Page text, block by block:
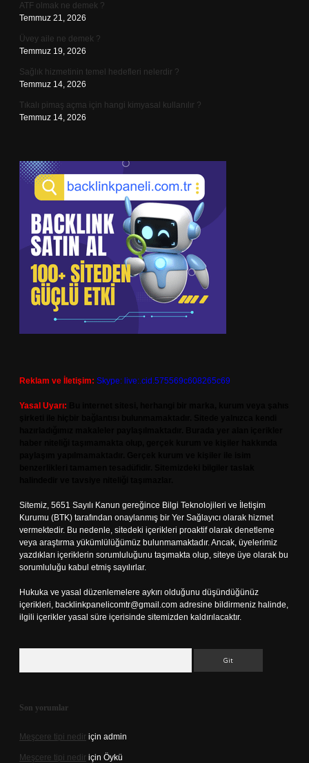
ATF olmak ne demek ?
Temmuz 21, 2026
Üvey aile ne demek ?
Temmuz 19, 2026
Sağlık hizmetinin temel hedefleri nelerdir ?
Temmuz 14, 2026
Tıkalı pimaş açma için hangi kimyasal kullanılır ?
Temmuz 14, 2026
Reklam ve İletişim: Skype: live:.cid.575569c608265c69
Yasal Uyarı:
Sitemiz, 5651 Sayılı Kanun gereğince Bilgi Teknolojileri ve İletişim
Kurumu (BTK) tarafından onaylanmış bir Yer Sağlayıcı olarak hizmet
vermektedir. Bu nedenle, sitedeki içerikleri proaktif olarak denetleme
veya araştırma yükümlülüğümüz bulunmamaktadır. Ancak, üyelerimiz
yazdıkları içeriklerin sorumluluğunu taşımakta olup, siteye üye olarak bu
sorumluluğu kabul etmiş sayılırlar.
Hukuka ve yasal düzenlemelere aykırı olduğunu düşündüğünüz
içerikleri, backlinkpanelicomtr@gmail.com adresine bildirmeniz halinde,
ilgili içerikler yasal süre içerisinde sitemizden kaldırılacaktır.
Son yorumlar
Meşcere tipi nedir için admin
Meşcere tipi nedir için Öykü